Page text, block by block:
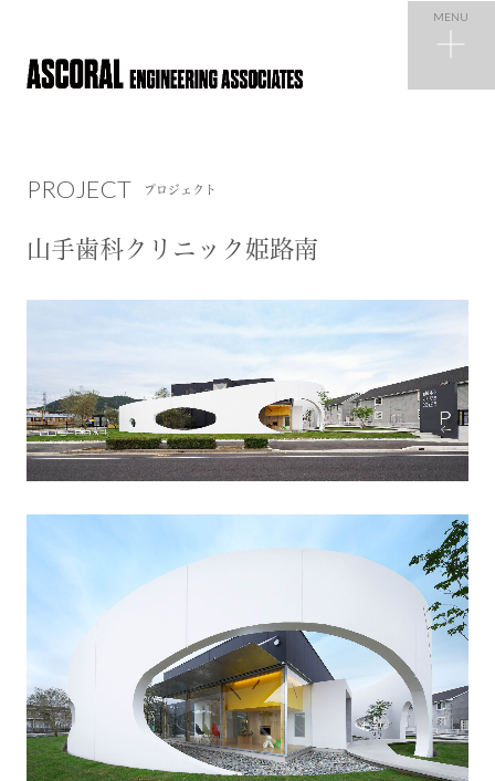
NEWS ニュース
COMPANY 会社概要
RECRUIT 採用情報
MENU
PROJECT プロジェクト
山手歯科クリニック姫路南